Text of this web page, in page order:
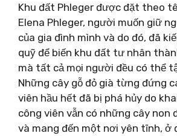
Khu đất Phleger được đặt theo
Elena Phleger, người muốn giữ
của gia đình mình và do đó, đã
quỹ để biến khu đất tư nhân
mà tất cả mọi người đều có thể
Những cây gỗ đỏ già từng đứng
viên hầu hết đã bị phá hủy do
công viên vẫn có những cây non
và mang đến một nơi yên tĩnh, ở